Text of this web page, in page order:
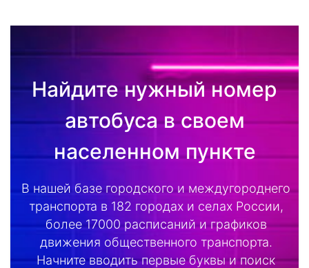
Найдите нужный номер
автобуса в своем
населенном пункте
В нашей базе городского и междугороднего
транспорта в 182 городах и селах России,
более 17000 расписаний и графиков
движения общественного транспорта.
Начните вводить первые буквы и поиск